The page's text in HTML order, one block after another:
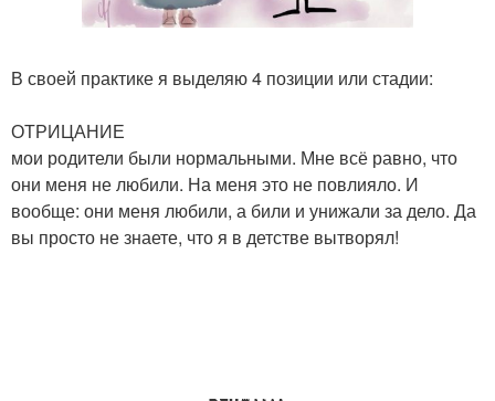
В своей практике я выделяю 4 позиции или стадии:
ОТРИЦАНИЕ
мои родители были нормальными. Мне всё равно, что
они меня не любили. На меня это не повлияло. И
вообще: они меня любили, а били и унижали за дело. Да
вы просто не знаете, что я в детстве вытворял!